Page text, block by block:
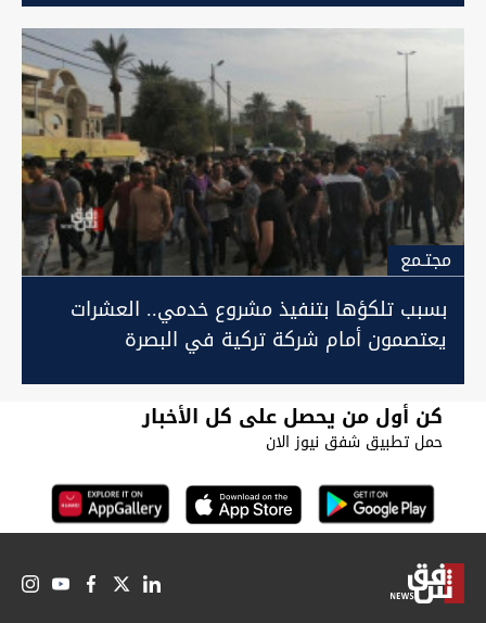
مجتـمع
بسبب تلكؤها بتنفيذ مشروع خدمي.. العشرات
يعتصمون أمام شركة تركية في البصرة
كن أول من يحصل على كل الأخبار
حمل تطبيق شفق نيوز الان